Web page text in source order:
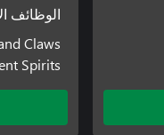
الوظائف
Claws
Spirits